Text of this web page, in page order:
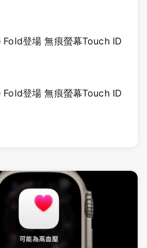
登場 無痕螢幕Touch ID
登場 無痕螢幕Touch ID